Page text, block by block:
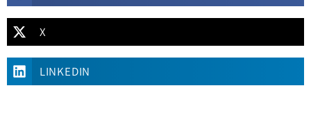
X
LINKEDIN